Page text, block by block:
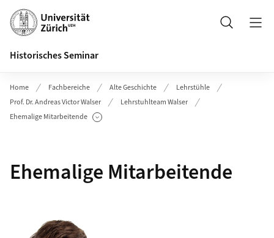
Header
Suche
Historisches Seminar
Home Fachbereiche Alte Geschichte
Lehrstühle
Prof. Dr. Andreas Victor Walser
Lehrstuhlteam Walser
Ehemalige Mitarbeitende
Unterseiten anzeigen
Ehemalige Mitarbeitende